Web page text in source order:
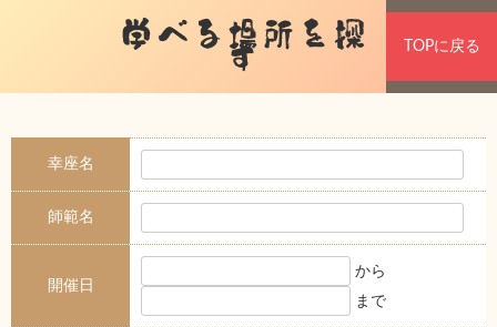
学べる場所を探
す TOPに戻る
幸座名
師範名
開催日
から
まで